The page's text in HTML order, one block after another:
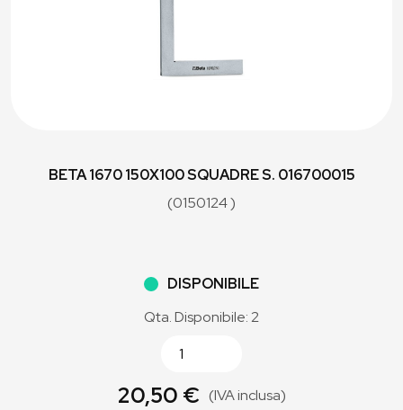
BETA 1670 150X100 SQUADRE S. 016700015
(0150124 )
DISPONIBILE
Qta. Disponibile: 2
20,50 € (IVA inclusa)